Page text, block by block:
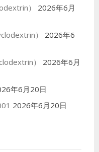
）
2026年6月
）
2026年6
）
2026年6月
年6月20日
2026年6月20日